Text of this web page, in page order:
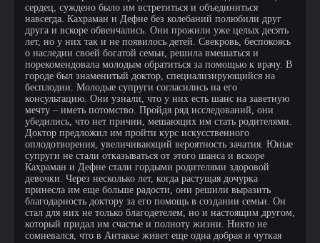
сердец, суждено было им встретиться и объединиться
навсегда. Кахраман и Дефне без колебаний полюбили друг
друга и вскоре обвенчались. Они прожили уже целых десять
лет, но у них так и не появилось детей. Свекровь, беспокоясь
о наследии своей богатой семьи, решила вмешаться и
порекомендовала молодым обратиться за помощью к врачу. В
городе был знаменитый доктор, специализирующийся на
бесплодии. Молодые супруги согласились на его
консультацию. Они узнали, что у них есть шанс на заветную
мечту – иметь потомство. Пройдя ряд исследований, они
убедились, что нет причин, мешающих им стать родителями.
Доктор предложил им пройти курс искусственного
оплодотворения, увеличивающий вероятность зачатия. Юные
супруги не стали отказываться от этого шанса и вскоре
Кахраман и Дефне стали гордыми родителями здоровой
девочки. Через несколько лет, когда растущая дочурка
принесла им еще больше радости, они решили выразить
благодарность доктору за его помощь в создании семьи. Он
стал для них не только благодетелем, но и настоящим другом,
который придал им счастье и полноту жизни. Никто не
сомневался, что в Антакье живет еще одна добрая и чуткая